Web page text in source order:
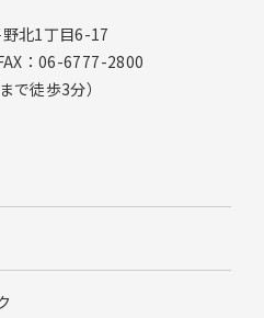
北1丁目6-17
：06-6777-2800
で徒歩3分）